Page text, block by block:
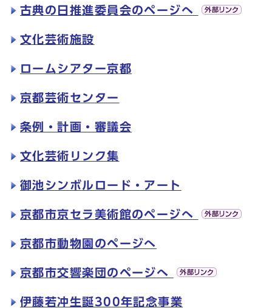
古典の日推進委員会のページへ
文化芸術施設
ロームシアター京都
京都芸術センター
条例・計画・審議会
文化芸術リンク集
御池シンボルロード・アート
京都市京セラ美術館のページへ
京都市動物園のページへ
京都市交響楽団のページへ
伊藤若冲生誕300年記念事業